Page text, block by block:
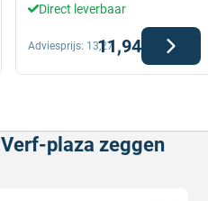
Direct leverbaar
11,94
Adviesprijs: 13,27
plaza zeggen